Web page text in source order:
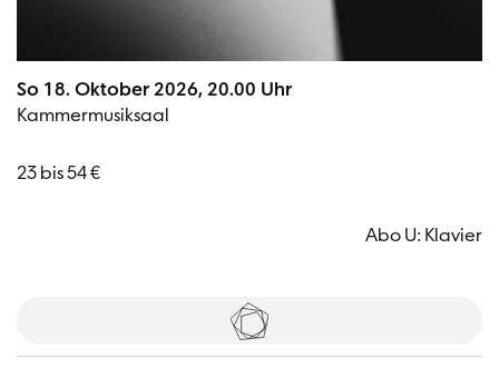
So 18. Oktober 2026, 20.00 Uhr
Kammermusiksaal
23 bis 54 €
Abo U: Klavier
Tickets